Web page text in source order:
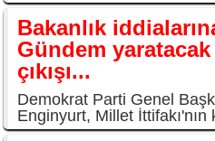
Bakanlık
Gündem
çıkışı...
Demokrat Parti Genel
Enginyurt, Millet İttifakı'nın